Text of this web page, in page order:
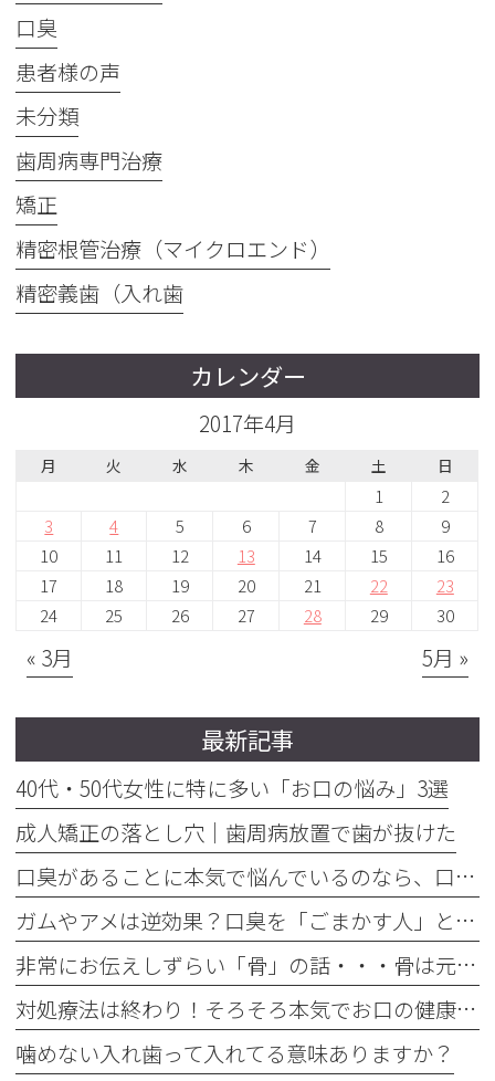
口臭
患者様の声
未分類
歯周病専門治療
矯正
精密根管治療（マイクロエンド）
精密義歯（入れ歯
カレンダー
2017年4月
月 火 水 木 金 土 日
1
2
3
4 5 6 7 8
9
10
11 12 13 14 15
16
17
18 19 20 21 22
23
24
25 26 27 28 29 30
« 3月 5月 »
最新記事
40代・50代女性に特に多い「お口の悩み」3選
成人矯正の落とし穴｜歯周病放置で歯が抜けた
口臭があることに本気で悩んでいるのなら、口臭を本気で治そう
ガムやアメは逆効果？口臭を「ごまかす人」と「治す人」の決定的な違い
非常にお伝えしずらい「骨」の話・・・骨は元には戻せない？
対処療法は終わり！そろそろ本気でお口の健康とは何かを考えませんか
噛めない入れ歯って入れてる意味ありますか？